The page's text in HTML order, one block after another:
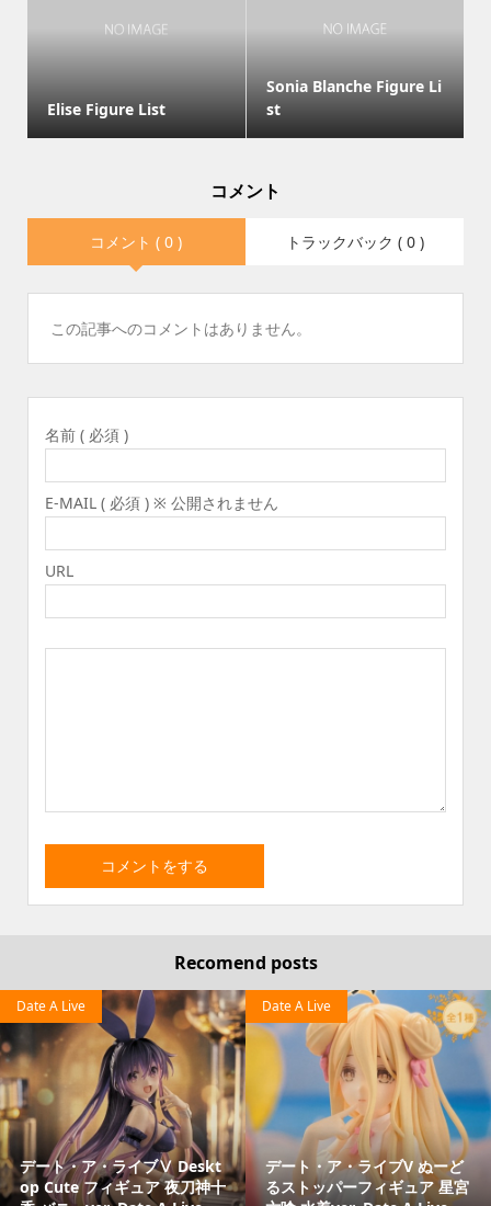
Elise Figure List
Sonia Blanche Figure Li
st
コメント
コメント ( 0 ) トラックバック ( 0 )
この記事へのコメントはありません。
名前 ( 必須 )
E-MAIL ( 必須 ) ※ 公開されません
URL
Recomend posts
デート・ア・ライブⅤ Deskt
op Cute フィギュア 夜刀神十
Date A Live
デート・ア・ライブV ぬーど
るストッパーフィギュア 星宮
Date A Live